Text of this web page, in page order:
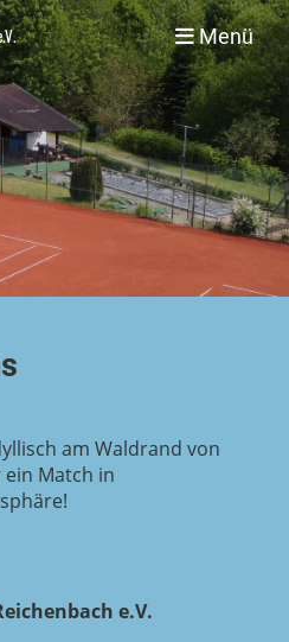
Menü
am Waldrand von
ein Match in
e.V.